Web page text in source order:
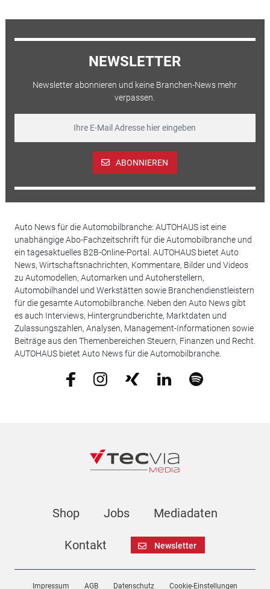
NEWSLETTER
Newsletter abonnieren und keine Branchen-News mehr
verpassen.
ABONNIEREN
Auto News für die Automobilbranche: AUTOHAUS ist eine
unabhängige Abo-Fachzeitschrift für die Automobilbranche und
ein tagesaktuelles B2B-Online-Portal. AUTOHAUS bietet Auto
News, Wirtschaftsnachrichten, Kommentare, Bilder und Videos
zu Automodellen, Automarken und Autoherstellern,
Automobilhandel und Werkstätten sowie Branchendienstleistern
für die gesamte Automobilbranche. Neben den Auto News gibt
es auch Interviews, Hintergrundberichte, Marktdaten und
Zulassungszahlen, Analysen, Management-Informationen sowie
Beiträge aus den Themenbereichen Steuern, Finanzen und Recht.
AUTOHAUS bietet Auto News für die Automobilbranche.
Shop Jobs Mediadaten
Kontakt Newsletter
Impressum AGB Datenschutz Cookie-Einstellungen